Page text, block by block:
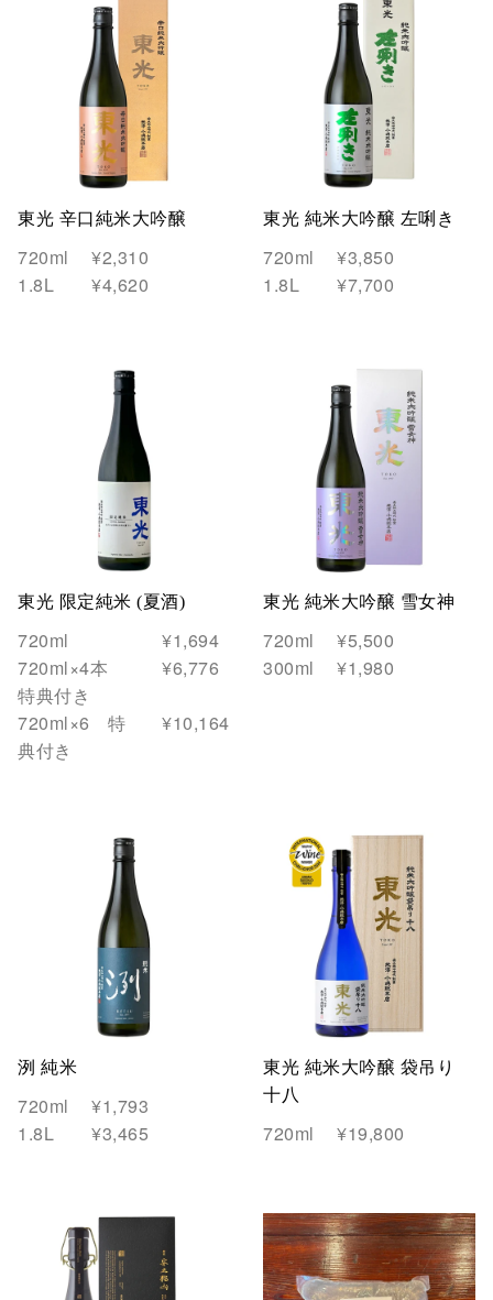
東光 辛口純米大吟醸
720ml
¥2,310
1.8L
¥4,620
東光 純米大吟醸 左唎き
720ml
¥3,850
1.8L
¥7,700
東光 限定純米 (夏酒)
720ml
¥1,694
720ml×4本
特典付き
¥6,776
720ml×6 特
典付き
¥10,164
東光 純米大吟醸 雪女神
720ml
¥5,500
300ml
¥1,980
洌 純米
720ml
¥1,793
1.8L
¥3,465
東光 純米大吟醸 袋吊り
十八
720ml ¥19,800